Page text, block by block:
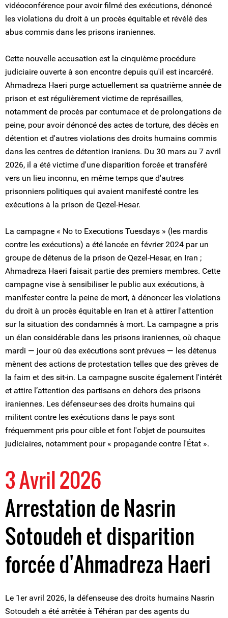
vidéoconférence pour avoir filmé des exécutions, dénoncé
les violations du droit à un procès équitable et révélé des
abus commis dans les prisons iraniennes.
Cette nouvelle accusation est la cinquième procédure
judiciaire ouverte à son encontre depuis qu'il est incarcéré.
Ahmadreza Haeri purge actuellement sa quatrième année de
prison et est régulièrement victime de représailles,
notamment de procès par contumace et de prolongations de
peine, pour avoir dénoncé des actes de torture, des décès en
détention et d'autres violations des droits humains commis
dans les centres de détention iraniens. Du 30 mars au 7 avril
2026, il a été victime d'une disparition forcée et transféré
vers un lieu inconnu, en même temps que d'autres
prisonniers politiques qui avaient manifesté contre les
exécutions à la prison de Qezel-Hesar.
La campagne « No to Executions Tuesdays » (les mardis
contre les exécutions) a été lancée en février 2024 par un
groupe de détenus de la prison de Qezel-Hesar, en Iran ;
Ahmadreza Haeri faisait partie des premiers membres. Cette
campagne vise à sensibiliser le public aux exécutions, à
manifester contre la peine de mort, à dénoncer les violations
du droit à un procès équitable en Iran et à attirer l'attention
sur la situation des condamnés à mort. La campagne a pris
un élan considérable dans les prisons iraniennes, où chaque
mardi — jour où des exécutions sont prévues — les détenus
mènent des actions de protestation telles que des grèves de
la faim et des sit-in. La campagne suscite également l'intérêt
et attire l’attention des partisans en dehors des prisons
iraniennes. Les défenseur⸱ses des droits humains qui
militent contre les exécutions dans le pays sont
fréquemment pris pour cible et font l'objet de poursuites
judiciaires, notamment pour « propagande contre l'État ».
3 Avril 2026
Arrestation de Nasrin
Sotoudeh et disparition
forcée d'Ahmadreza Haeri
Le 1er avril 2026, la défenseuse des droits humains Nasrin
Sotoudeh a été arrêtée à Téhéran par des agents du